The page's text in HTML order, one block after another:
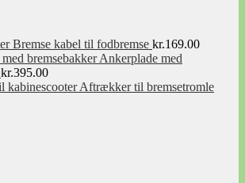
Bremse kabel til fodbremse kr.169.00
Ankerplade med
kr.395.00
Aftrækker til bremsetromle